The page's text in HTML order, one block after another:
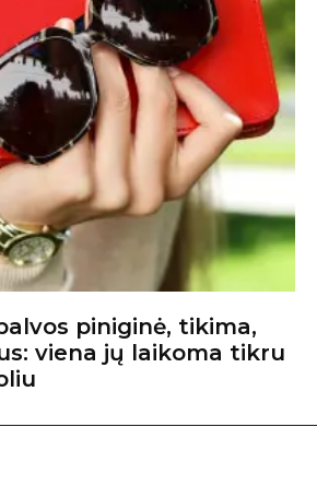
piniginė, tikima,
viena jų laikoma tikru